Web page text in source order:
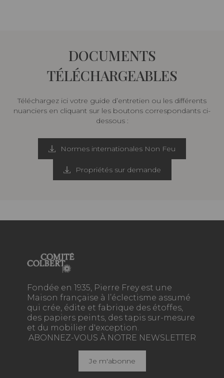
DOCUMENTS
TÉLÉCHARGEABLES
Téléchargez ici votre guide d’entretien ou les différents
nuanciers en cliquant sur les boutons correspondants ci-
dessous :
Normes internationales Non Feu
Propriétés sur demande
Fondée en 1935, Pierre Frey est une
Maison française à l’éclectisme assumé
qui crée, édite et fabrique des étoffes,
des papiers peints, des tapis sur-mesure
et du mobilier d'exception.
ABONNEZ-VOUS À NOTRE NEWSLETTER
Je m'abonne